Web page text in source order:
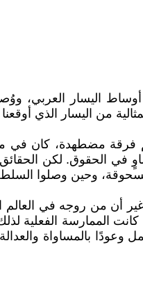
اليسار العربي، ووُصفوا
من اليسار الذي
فرقة مضطهدة، كان في
في الحقوق. لكن
مسحوقة، وحين وصلوا
من روجه في العالم
كانت الممارسة الفعلية
وعودًا بالمساواة